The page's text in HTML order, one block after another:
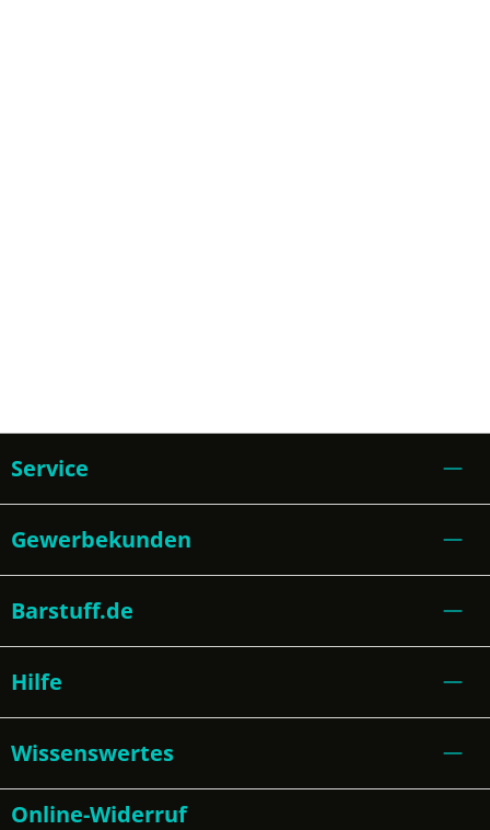
Service
Gewerbekunden
Barstuff.de
Hilfe
Wissenswertes
Online-Widerruf